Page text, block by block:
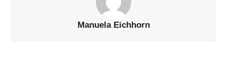
Manuela Eichhorn